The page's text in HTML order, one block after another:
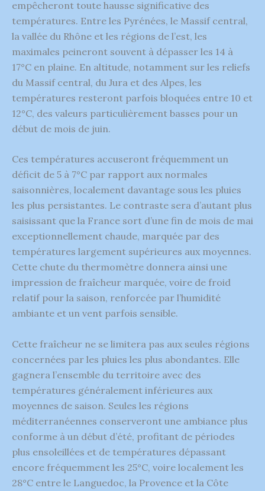
empêcheront toute hausse significative des
températures. Entre les Pyrénées, le Massif central,
la vallée du Rhône et les régions de l’est, les
maximales peineront souvent à dépasser les 14 à
17°C en plaine. En altitude, notamment sur les reliefs
du Massif central, du Jura et des Alpes, les
températures resteront parfois bloquées entre 10 et
12°C, des valeurs particulièrement basses pour un
début de mois de juin.
Ces températures accuseront fréquemment un
déficit de 5 à 7°C par rapport aux normales
saisonnières, localement davantage sous les pluies
les plus persistantes. Le contraste sera d’autant plus
saisissant que la France sort d’une fin de mois de mai
exceptionnellement chaude, marquée par des
températures largement supérieures aux moyennes.
Cette chute du thermomètre donnera ainsi une
impression de fraîcheur marquée, voire de froid
relatif pour la saison, renforcée par l’humidité
ambiante et un vent parfois sensible.
Cette fraîcheur ne se limitera pas aux seules régions
concernées par les pluies les plus abondantes. Elle
gagnera l’ensemble du territoire avec des
températures généralement inférieures aux
moyennes de saison. Seules les régions
méditerranéennes conserveront une ambiance plus
conforme à un début d’été, profitant de périodes
plus ensoleillées et de températures dépassant
encore fréquemment les 25°C, voire localement les
28°C entre le Languedoc, la Provence et la Côte